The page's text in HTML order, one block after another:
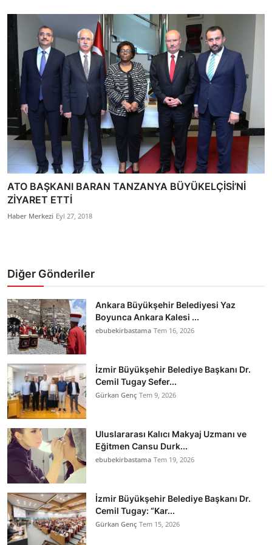
ATO BAŞKANI BARAN TANZANYA BÜYÜKELÇİSİ’Nİ
ZİYARET ETTİ
Haber Merkezi Eyl 27, 2018
Diğer Gönderiler
Ankara Büyükşehir Belediyesi Yaz
Boyunca Ankara Kalesi ...
ebubekirbastama Tem 16, 2026
İzmir Büyükşehir Belediye Başkanı Dr.
Cemil Tugay Sefer...
Gürkan Genç Tem 9, 2026
Uluslararası Kalıcı Makyaj Uzmanı ve
Eğitmen Cansu Durk...
ebubekirbastama Tem 19, 2026
İzmir Büyükşehir Belediye Başkanı Dr.
Cemil Tugay: “Kar...
Gürkan Genç Tem 15, 2026